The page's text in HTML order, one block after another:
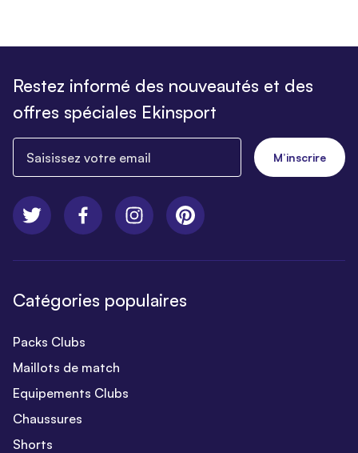
Restez informé des nouveautés et des
offres spéciales Ekinsport
M’inscrire
Catégories populaires
Packs Clubs
Maillots de match
Equipements Clubs
Chaussures
Shorts